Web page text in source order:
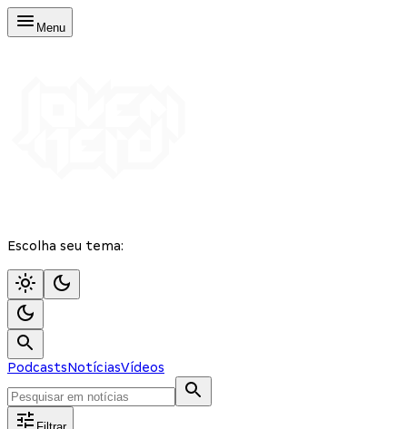
Menu
Escolha seu tema:
PodcastsNotíciasVídeos